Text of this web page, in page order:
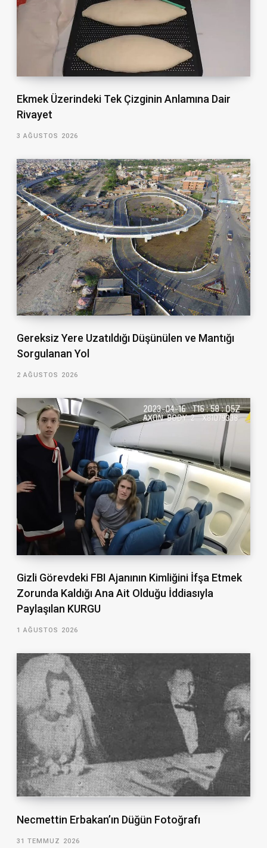
Ekmek Üzerindeki Tek Çizginin Anlamına Dair
Rivayet
3 AĞUSTOS 2026
Gereksiz Yere Uzatıldığı Düşünülen ve Mantığı
Sorgulanan Yol
2 AĞUSTOS 2026
Gizli Görevdeki FBI Ajanının Kimliğini İfşa Etmek
Zorunda Kaldığı Ana Ait Olduğu İddiasıyla
Paylaşılan KURGU
1 AĞUSTOS 2026
Necmettin Erbakan’ın Düğün Fotoğrafı
31 TEMMUZ 2026